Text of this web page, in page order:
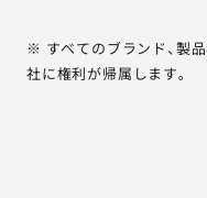
※ すべてのブランド、製品
社に権利が帰属します。